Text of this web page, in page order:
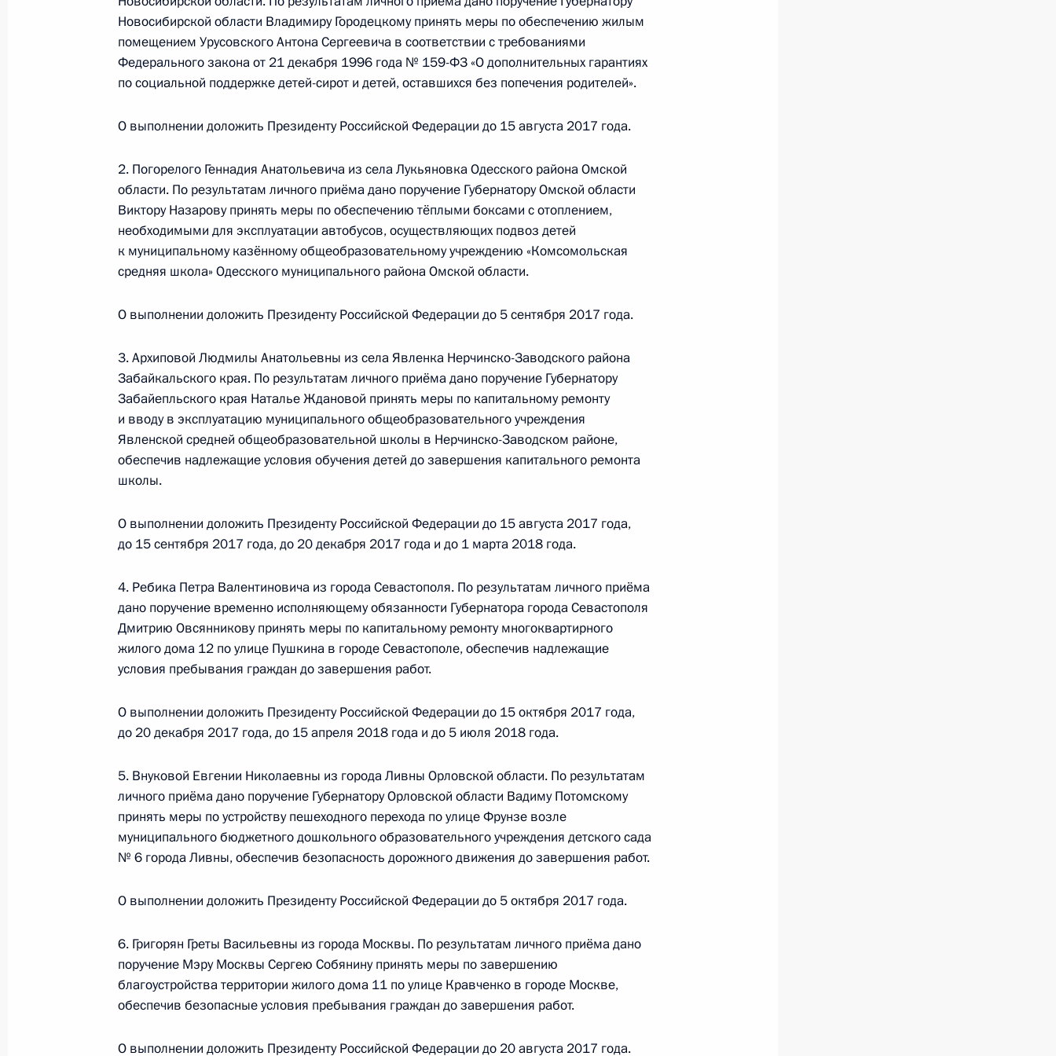
Абхазия и Республикой Южная Осетия Олегом Говоруном в Приёмной Президента
Российской Федерации по приёму граждан в Москве 16 мая 2017 года
1 августа 2017 года, 14:33
О ходе исполнения поручения, данного по итогам личного приёма в режиме видео-
конференц-связи жителя Московской области, проведённого по поручению
Президента Российской Федерации начальником Референтуры Президента
Российской Федерации Дмитрием Калимулиным в Приёмной Президента
Российской Федерации по приёму граждан в Москве 11 февраля 2015 года
1 августа 2017 года, 14:33
О ходе исполнения поручения, данного по итогам личного приёма в режиме видео-
Президента Российской Федерации начальником Управления Президента
Российской Федерации по обеспечению деятельности Государственного совета
Российской Федерации Михаилом Брюхановым в Приёмной Президента
Российской Федерации по приёму граждан в Москве 25 октября 2016 года
1 августа 2017 года, 14:32
28 июля 2017 года, пятница
Управления Президента Российской Федерации по работе с обращениями граждан
и организаций Михаил Михайловский провёл в Приёмной Президента Российской
Федерации по приёму граждан в Москве личный приём граждан в режиме видео-
конференц-связи
28 июля 2017 года, 20:58
Продлён контроль исполнения поручения, данного по итогам личного приёма
в режиме видео-конференц-связи жителя Астраханской области, проведённого
по поручению Президента Российской Федерации начальником Управления
Президента Российской Федерации по внешней политике Александром
Манжосиным в Приёмной Президента Российской Федерации по приёму граждан
в Москве 10 апреля 2014 года
Продлён контроль исполнения поручения, данного по итогам личного приёма
в режиме видео-конференц-связи жительницы Астраханской области, проведённого
по поручению Президента Российской Федерации начальником Управления
Президента Российской Федерации по межрегиональным и культурным связям
Новосибирской области Владимиру Городецкому принять меры по обеспечению жилым
помещением Урусовского Антона Сергеевича в соответствии с требованиями
Федерального закона от 21 декабря 1996 года № 159-ФЗ «О дополнительных гарантиях
по социальной поддержке детей-сирот и детей, оставшихся без попечения родителей».
О выполнении доложить Президенту Российской Федерации до 15 августа 2017 года.
2. Погорелого Геннадия Анатольевича из села Лукьяновка Одесского района Омской
области. По результатам личного приёма дано поручение Губернатору Омской области
Виктору Назарову принять меры по обеспечению тёплыми боксами с отоплением,
необходимыми для эксплуатации автобусов, осуществляющих подвоз детей
к муниципальному казённому общеобразовательному учреждению «Комсомольская
средняя школа» Одесского муниципального района Омской области.
О выполнении доложить Президенту Российской Федерации до 5 сентября 2017 года.
3. Архиповой Людмилы Анатольевны из села Явленка Нерчинско-Заводского района
Забайкальского края. По результатам личного приёма дано поручение Губернатору
Забайепльского края Наталье Ждановой принять меры по капитальному ремонту
и вводу в эксплуатацию муниципального общеобразовательного учреждения
Явленской средней общеобразовательной школы в Нерчинско-Заводском районе,
обеспечив надлежащие условия обучения детей до завершения капитального ремонта
школы.
О выполнении доложить Президенту Российской Федерации до 15 августа 2017 года,
до 15 сентября 2017 года, до 20 декабря 2017 года и до 1 марта 2018 года.
4. Ребика Петра Валентиновича из города Севастополя. По результатам личного приёма
дано поручение временно исполняющему обязанности Губернатора города Севастополя
Дмитрию Овсянникову принять меры по капитальному ремонту многоквартирного
жилого дома 12 по улице Пушкина в городе Севастополе, обеспечив надлежащие
условия пребывания граждан до завершения работ.
О выполнении доложить Президенту Российской Федерации до 15 октября 2017 года,
до 20 декабря 2017 года, до 15 апреля 2018 года и до 5 июля 2018 года.
5. Внуковой Евгении Николаевны из города Ливны Орловской области. По результатам
личного приёма дано поручение Губернатору Орловской области Вадиму Потомскому
принять меры по устройству пешеходного перехода по улице Фрунзе возле
муниципального бюджетного дошкольного образовательного учреждения детского сада
№ 6 города Ливны, обеспечив безопасность дорожного движения до завершения работ.
О выполнении доложить Президенту Российской Федерации до 5 октября 2017 года.
6. Григорян Греты Васильевны из города Москвы. По результатам личного приёма дано
поручение Мэру Москвы Сергею Собянину принять меры по завершению
благоустройства территории жилого дома 11 по улице Кравченко в городе Москве,
обеспечив безопасные условия пребывания граждан до завершения работ.
О выполнении доложить Президенту Российской Федерации до 20 августа 2017 года.